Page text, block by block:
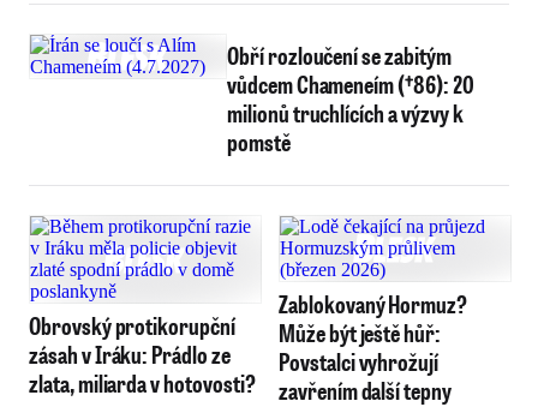
Obří rozloučení se zabitým
vůdcem Chameneím (†86): 20
milionů truchlících a výzvy k
pomstě
Obrovský protikorupční
zásah v Iráku: Prádlo ze
zlata, miliarda v hotovosti?
Zablokovaný Hormuz?
Může být ještě hůř:
Povstalci vyhrožují
zavřením další tepny